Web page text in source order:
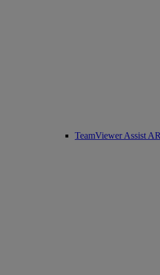
TeamViewer Assist